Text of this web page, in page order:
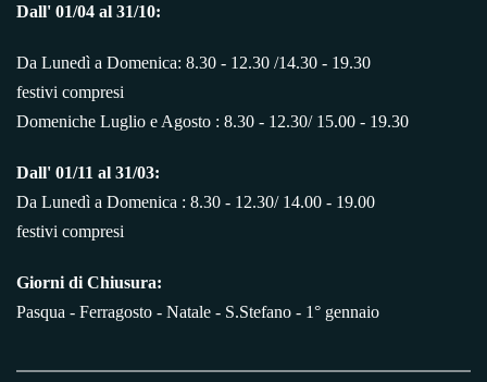
Dall' 01/04 al 31/10:
Da Lunedì a Domenica: 8.30 - 12.30 /14.30 - 19.30
festivi compresi
Domeniche Luglio e Agosto : 8.30 - 12.30/ 15.00 - 19.30
Dall' 01/11 al 31/03:
Da Lunedì a Domenica : 8.30 - 12.30/ 14.00 - 19.00
festivi compresi
Giorni di Chiusura:
Pasqua - Ferragosto - Natale - S.Stefano - 1° gennaio